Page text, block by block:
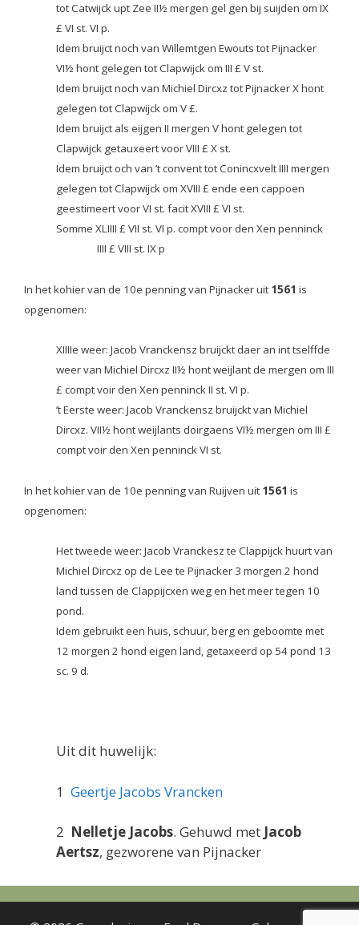
tot Catwijck upt Zee II½ mergen gel gen bij suijden om IX
£ VI st. VI p.
Idem bruijct noch van Willemtgen Ewouts tot Pijnacker
VI½ hont gelegen tot Clapwijck om III £ V st.
Idem bruijct noch van Michiel Dircxz tot Pijnacker X hont
gelegen tot Clapwijck om V £.
Idem bruijct als eijgen II mergen V hont gelegen tot
Clapwijck getauxeert voor VIII £ X st.
Idem bruijct och van ’t convent tot Conincxvelt IIII mergen
gelegen tot Clapwijck om XVIII £ ende een cappoen
geestimeert voor VI st. facit XVIII £ VI st.
Somme XLIIII £ VII st. VI p. compt voor den Xen penninck
IIII £ VIII st. IX p
In het kohier van de 10e penning van Pijnacker uit 1561 is
opgenomen:
XIIIIe weer: Jacob Vranckensz bruijckt daer an int tselffde
weer van Michiel Dircxz II½ hont weijlant de mergen om III
£ compt voir den Xen penninck II st. VI p.
’t Eerste weer: Jacob Vranckensz bruijckt van Michiel
Dircxz. VII½ hont weijlants doirgaens VI½ mergen om III £
compt voir den Xen penninck VI st.
In het kohier van de 10e penning van Ruijven uit 1561 is
opgenomen:
Het tweede weer: Jacob Vranckesz te Clappijck huurt van
Michiel Dircxz op de Lee te Pijnacker 3 morgen 2 hond
land tussen de Clappijcxen weg en het meer tegen 10
pond.
Idem gebruikt een huis, schuur, berg en geboomte met
12 morgen 2 hond eigen land, getaxeerd op 54 pond 13
sc. 9 d.
Uit dit huwelijk:
1 Geertje Jacobs Vrancken
2 Nelletje Jacobs. Gehuwd met Jacob
Aertsz, gezworene van Pijnacker